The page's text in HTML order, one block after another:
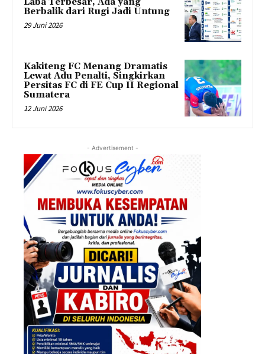
Berbalik dari Rugi Jadi Untung
29 Juni 2026
Kakiteng FC Menang Dramatis
Lewat Adu Penalti, Singkirkan
Persitas FC di FE Cup II Regional
Sumatera
12 Juni 2026
- Advertisement -